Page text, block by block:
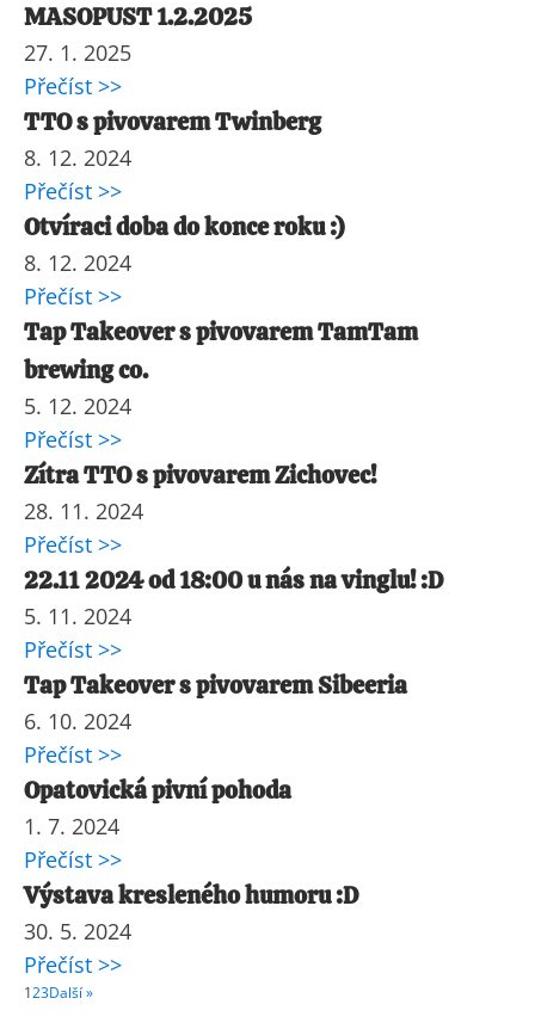
MASOPUST 1.2.2025
27. 1. 2025
Přečíst >>
TTO s pivovarem Twinberg
8. 12. 2024
Přečíst >>
Otvíraci doba do konce roku :)
8. 12. 2024
Přečíst >>
Tap Takeover s pivovarem TamTam
brewing co.
5. 12. 2024
Přečíst >>
Zítra TTO s pivovarem Zichovec!
28. 11. 2024
Přečíst >>
22.11 2024 od 18:00 u nás na vinglu! :D
5. 11. 2024
Přečíst >>
Tap Takeover s pivovarem Sibeeria
6. 10. 2024
Přečíst >>
Opatovická pivní pohoda
1. 7. 2024
Přečíst >>
Výstava kresleného humoru :D
30. 5. 2024
Přečíst >>
123Další »